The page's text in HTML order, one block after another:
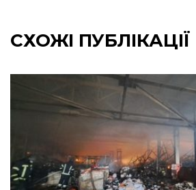
СХОЖІ ПУБЛІКАЦІЇ